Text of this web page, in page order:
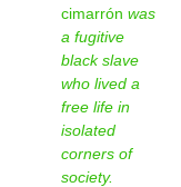
cimarrón was
a fugitive
black slave
who lived a
free life in
isolated
corners of
society.